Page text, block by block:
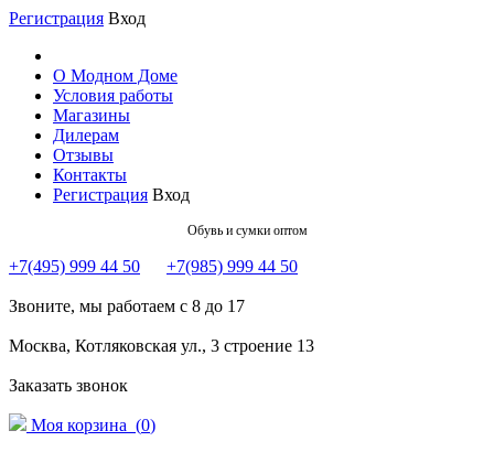
Регистрация Вход
О Модном Доме
Условия работы
Магазины
Дилерам
Отзывы
Контакты
Регистрация Вход
Обувь и сумки оптом
+7(495) 999 44 50 +7(985) 999 44 50
Звоните, мы работаем с 8 до 17
Москва, Котляковская ул., 3 строение 13
Заказать звонок
Моя корзина (0)